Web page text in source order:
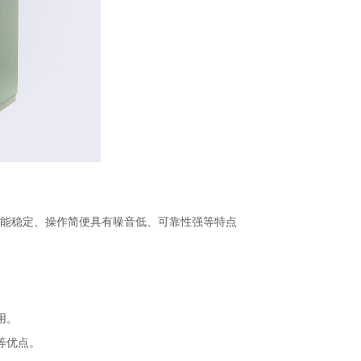
、操作简便具有噪音低、可靠性强等特点
。
点。